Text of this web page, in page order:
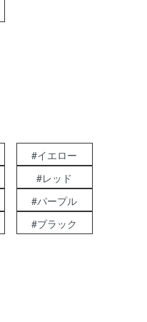
#イエロー
#レッド
#パープル
#ブラック